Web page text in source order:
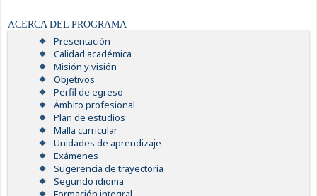
ACERCA DEL PROGRAMA
Presentación
Calidad académica
Misión y visión
Objetivos
Perfil de egreso
Ámbito profesional
Plan de estudios
Malla curricular
Unidades de aprendizaje
Exámenes
Sugerencia de trayectoria
Segundo idioma